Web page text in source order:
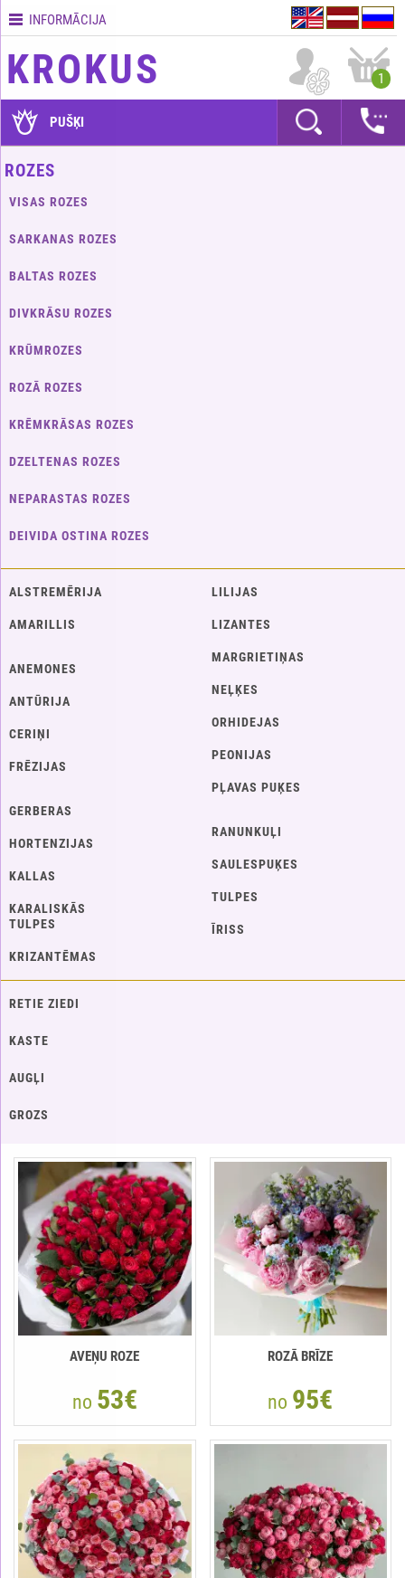
Kontakti
Piegādes
GARANTIJAS
apmaksāt?
Kā
pasūtījumu?
INFORMĀCIJA
KROKUS 1
PUŠĶI
ROZES
VISAS ROZES
SARKANAS ROZES
BALTAS ROZES
DIVKRĀSU ROZES
KRŪMROZES
ROZĀ ROZES
KRĒMKRĀSAS ROZES
DZELTENAS ROZES
NEPARASTAS ROZES
DEIVIDA OSTINA ROZES
ALSTREMĒRIJA
AMARILLIS
ANEMONES
ANTŪRIJA
CERIŅI
FRĒZIJAS
GERBERAS
HORTENZIJAS
KALLAS
KARALISKĀS
TULPES
KRIZANTĒMAS
LILIJAS
LIZANTES
MARGRIETIŅAS
NEĻĶES
ORHIDEJAS
PEONIJAS
PĻAVAS PUĶES
RANUNKUĻI
SAULESPUĶES
TULPES
ĪRISS
RETIE ZIEDI
KASTE
AUGĻI
GROZS
AVEŅU ROZE
no 53€
ROZĀ BRĪZE
no 95€